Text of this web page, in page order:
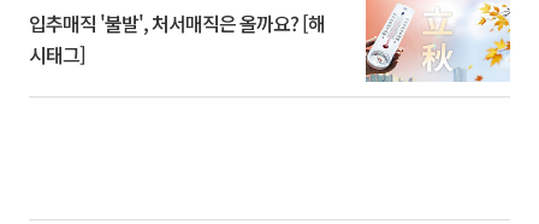
입추매직 '불발', 처서매직은 올까요? [해
시태그]